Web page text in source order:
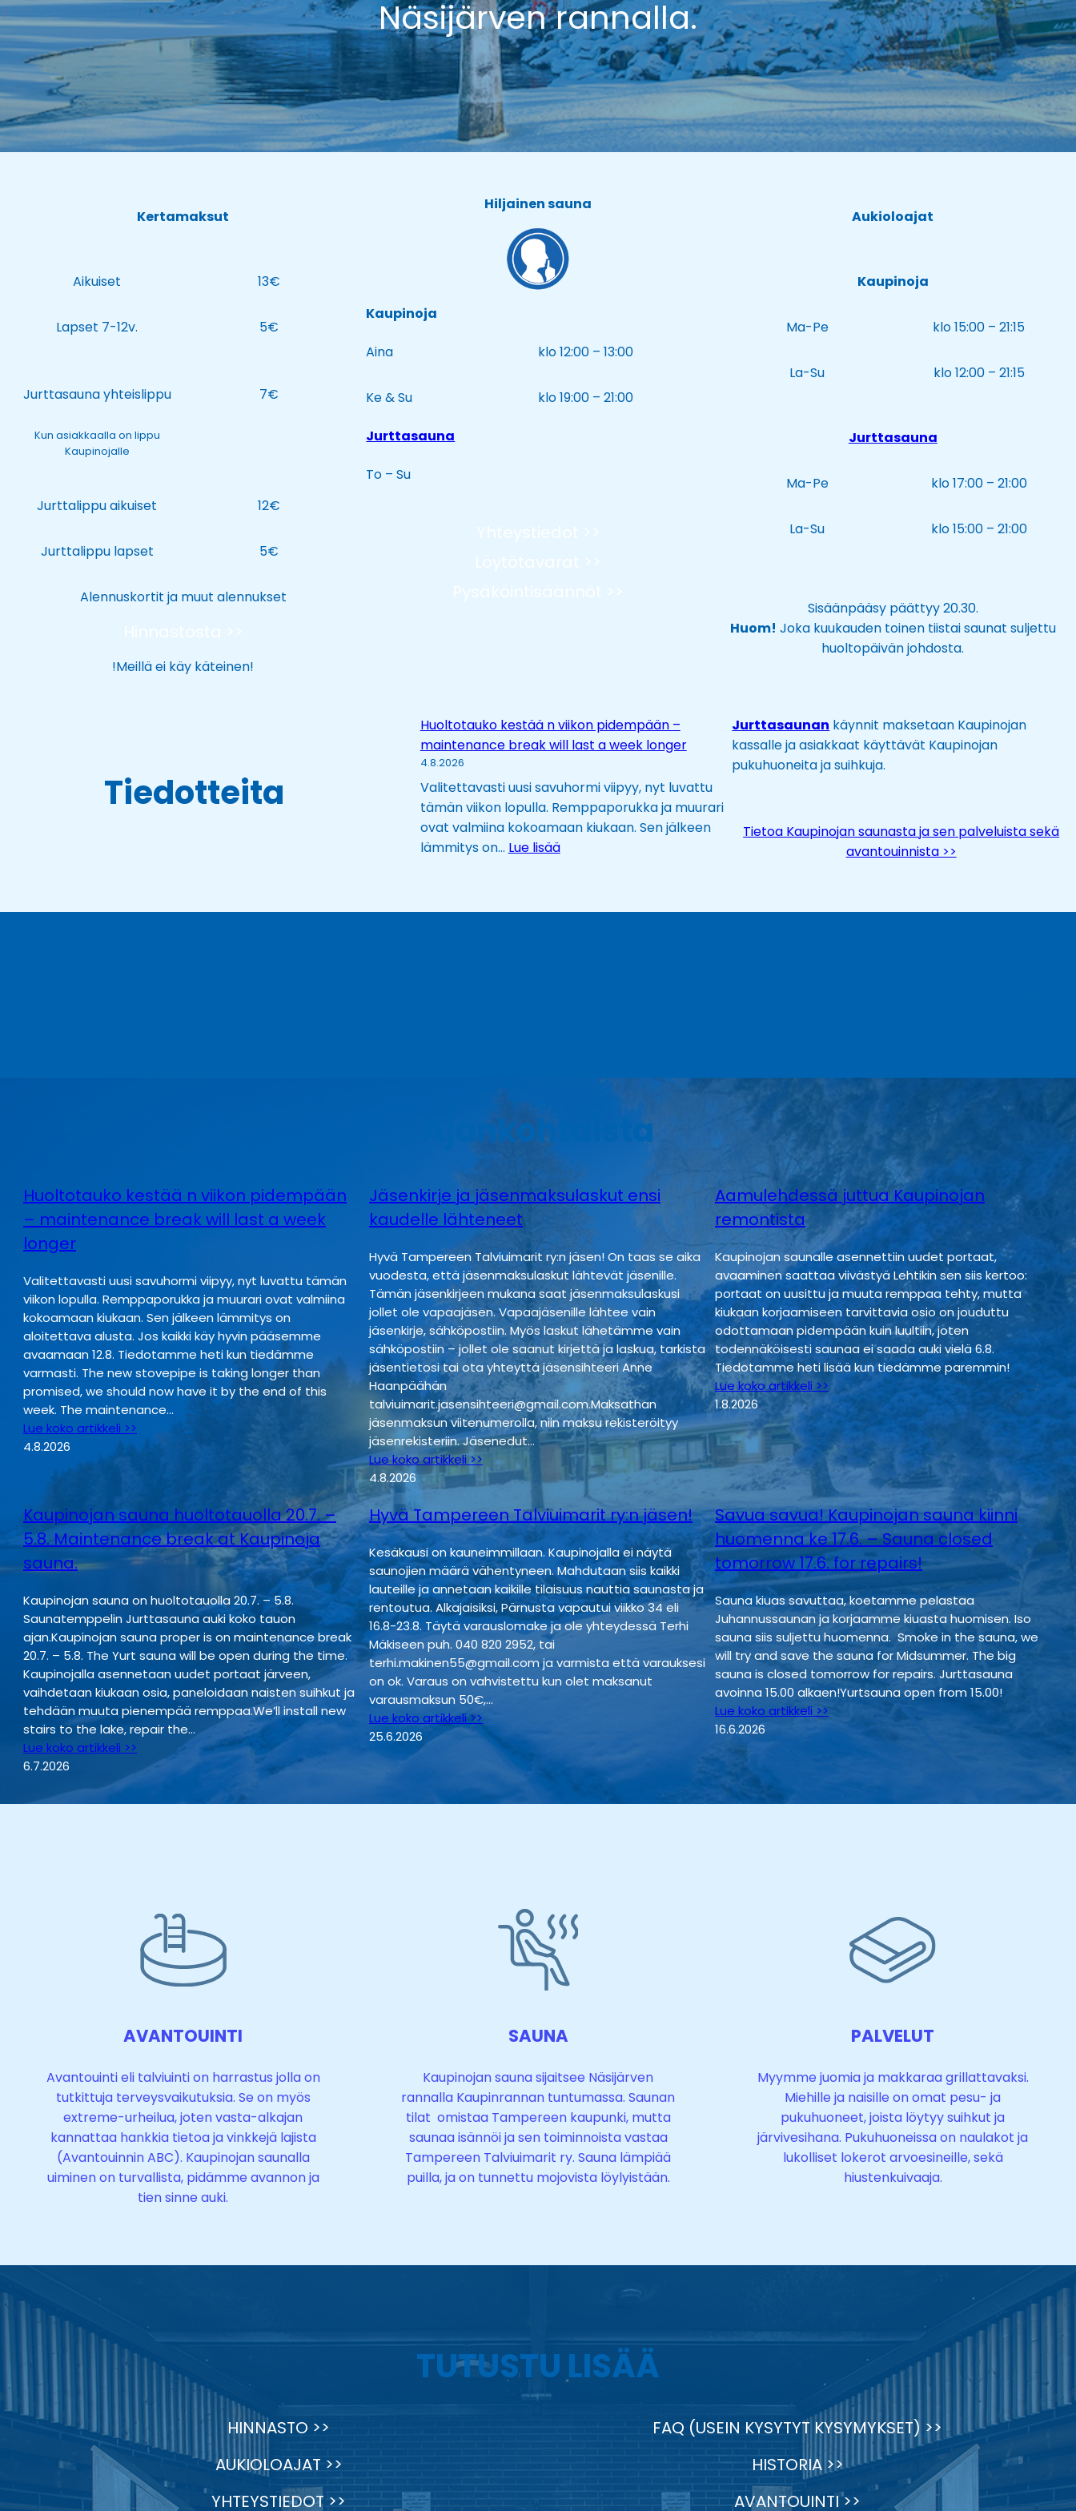
Näsijärven rannalla.
Kertamaksut
Aikuiset 13€
Lapset 7-12v. 5€
Jurttasauna yhteislippu 7€
Kun asiakkaalla on lippu
Kaupinojalle
Jurttalippu aikuiset 12€
Jurttalippu lapset 5€
Alennuskortit ja muut alennukset
!Meillä ei käy käteinen!
Hiljainen sauna
Kaupinoja
Aina klo 12:00 – 13:00
Ke & Su klo 19:00 – 21:00
Jurttasauna
To – Su
Aukioloajat
Kaupinoja
Ma-Pe klo 15:00 – 21:15
La-Su klo 12:00 – 21:15
Jurttasauna
Ma-Pe klo 17:00 – 21:00
La-Su klo 15:00 – 21:00
Sisäänpääsy päättyy 20.30.
Huom! Joka kuukauden toinen tiistai saunat suljettu
huoltopäivän johdosta.
Tiedotteita
Huoltotauko kestää n viikon pidempään –
maintenance break will last a week longer
4.8.2026
Valitettavasti uusi savuhormi viipyy, nyt luvattu
tämän viikon lopulla. Remppaporukka ja muurari
ovat valmiina kokoamaan kiukaan. Sen jälkeen
lämmitys on… Lue lisää:
n
i
k
o
n
p
i
d
e
m
p
ä
ä
n
–
m
a
i
n
t
n
a
e
l
a
s
a
w
e
k
l
o
n
g
Jurttasaunan käynnit maksetaan Kaupinojan
kassalle ja asiakkaat käyttävät Kaupinojan
pukuhuoneita ja suihkuja.
Tietoa Kaupinojan saunasta ja sen palveluista sekä
avantouinnista >>
Ajankohtaista
Huoltotauko kestää n viikon pidempään
– maintenance break will last a week
longer
Valitettavasti uusi savuhormi viipyy, nyt luvattu tämän
viikon lopulla. Remppaporukka ja muurari ovat valmiina
kokoamaan kiukaan. Sen jälkeen lämmitys on
aloitettava alusta. Jos kaikki käy hyvin pääsemme
avaamaan 12.8. Tiedotamme heti kun tiedämme
varmasti. The new stovepipe is taking longer than
promised, we should now have it by the end of this
week. The maintenance…
Lue koko artikkeli >>
4.8.2026
Jäsenkirje ja jäsenmaksulaskut ensi
kaudelle lähteneet
Hyvä Tampereen Talviuimarit ry:n jäsen! On taas se aika
vuodesta, että jäsenmaksulaskut lähtevät jäsenille.
Tämän jäsenkirjeen mukana saat jäsenmaksulaskusi
jollet ole vapaajäsen. Vapaajäsenille lähtee vain
jäsenkirje, sähköpostiin. Myös laskut lähetämme vain
sähköpostiin – jollet ole saanut kirjettä ja laskua, tarkista
jäsentietosi tai ota yhteyttä jäsensihteeri Anne
Haanpäähän
talviuimarit.jasensihteeri@gmail.com.Maksathan
jäsenmaksun viitenumerolla, niin maksu rekisteröityy
jäsenrekisteriin. Jäsenedut…
Lue koko artikkeli >>
4.8.2026
Aamulehdessä juttua Kaupinojan
remontista
Kaupinojan saunalle asennettiin uudet portaat,
avaaminen saattaa viivästyä Lehtikin sen siis kertoo:
portaat on uusittu ja muuta remppaa tehty, mutta
kiukaan korjaamiseen tarvittavia osio on jouduttu
odottamaan pidempään kuin luultiin, joten
todennäköisesti saunaa ei saada auki vielä 6.8.
Tiedotamme heti lisää kun tiedämme paremmin!
Lue koko artikkeli >>
1.8.2026
Kaupinojan sauna huoltotauolla 20.7. –
5.8. Maintenance break at Kaupinoja
sauna.
Kaupinojan sauna on huoltotauolla 20.7. – 5.8.
Saunatemppelin Jurttasauna auki koko tauon
ajan.Kaupinojan sauna proper is on maintenance break
20.7. – 5.8. The Yurt sauna will be open during the time.
Kaupinojalla asennetaan uudet portaat järveen,
vaihdetaan kiukaan osia, paneloidaan naisten suihkut ja
tehdään muuta pienempää remppaa.We’ll install new
stairs to the lake, repair the…
Lue koko artikkeli >>
6.7.2026
Hyvä Tampereen Talviuimarit ry:n jäsen!
Kesäkausi on kauneimmillaan. Kaupinojalla ei näytä
saunojien määrä vähentyneen. Mahdutaan siis kaikki
lauteille ja annetaan kaikille tilaisuus nauttia saunasta ja
rentoutua. Alkajaisiksi, Pärnusta vapautui viikko 34 eli
16.8-23.8. Täytä varauslomake ja ole yhteydessä Terhi
Mäkiseen puh. 040 820 2952, tai
terhi.makinen55@gmail.com ja varmista että varauksesi
on ok. Varaus on vahvistettu kun olet maksanut
varausmaksun 50€,…
Lue koko artikkeli >>
25.6.2026
Savua savua! Kaupinojan sauna kiinni
huomenna ke 17.6. – Sauna closed
tomorrow 17.6. for repairs!
Sauna kiuas savuttaa, koetamme pelastaa
Juhannussaunan ja korjaamme kiuasta huomisen. Iso
sauna siis suljettu huomenna. Smoke in the sauna, we
will try and save the sauna for Midsummer. The big
sauna is closed tomorrow for repairs. Jurttasauna
avoinna 15.00 alkaen!Yurtsauna open from 15.00!
Lue koko artikkeli >>
16.6.2026
AVANTOUINTI
Avantouinti eli talviuinti on harrastus jolla on
tutkittuja terveysvaikutuksia. Se on myös
extreme-urheilua, joten vasta-alkajan
kannattaa hankkia tietoa ja vinkkejä lajista
(Avantouinnin ABC). Kaupinojan saunalla
uiminen on turvallista, pidämme avannon ja
tien sinne auki.
SAUNA
Kaupinojan sauna sijaitsee Näsijärven
rannalla Kaupinrannan tuntumassa. Saunan
tilat omistaa Tampereen kaupunki, mutta
saunaa isännöi ja sen toiminnoista vastaa
Tampereen Talviuimarit ry. Sauna lämpiää
puilla, ja on tunnettu mojovista löylyistään.
PALVELUT
Myymme juomia ja makkaraa grillattavaksi.
Miehille ja naisille on omat pesu- ja
pukuhuoneet, joista löytyy suihkut ja
järvivesihana. Pukuhuoneissa on naulakot ja
lukolliset lokerot arvoesineille, sekä
hiustenkuivaaja.
TUTUSTU LISÄÄ
HINNASTO >>
AUKIOLOAJAT >>
YHTEYSTIEDOT >>
FAQ (USEIN KYSYTYT KYSYMYKSET) >>
HISTORIA >>
AVANTOUINTI >>